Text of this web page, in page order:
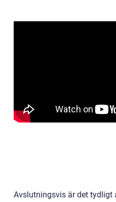
Avslutningsvis är det tydligt